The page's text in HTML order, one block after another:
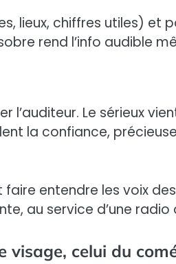
lieux, chiffres utiles) et
rend l’info audible
l’auditeur. Le sérieux
la confiance,
entendre les voix
au service d’une radio
visage, celui du